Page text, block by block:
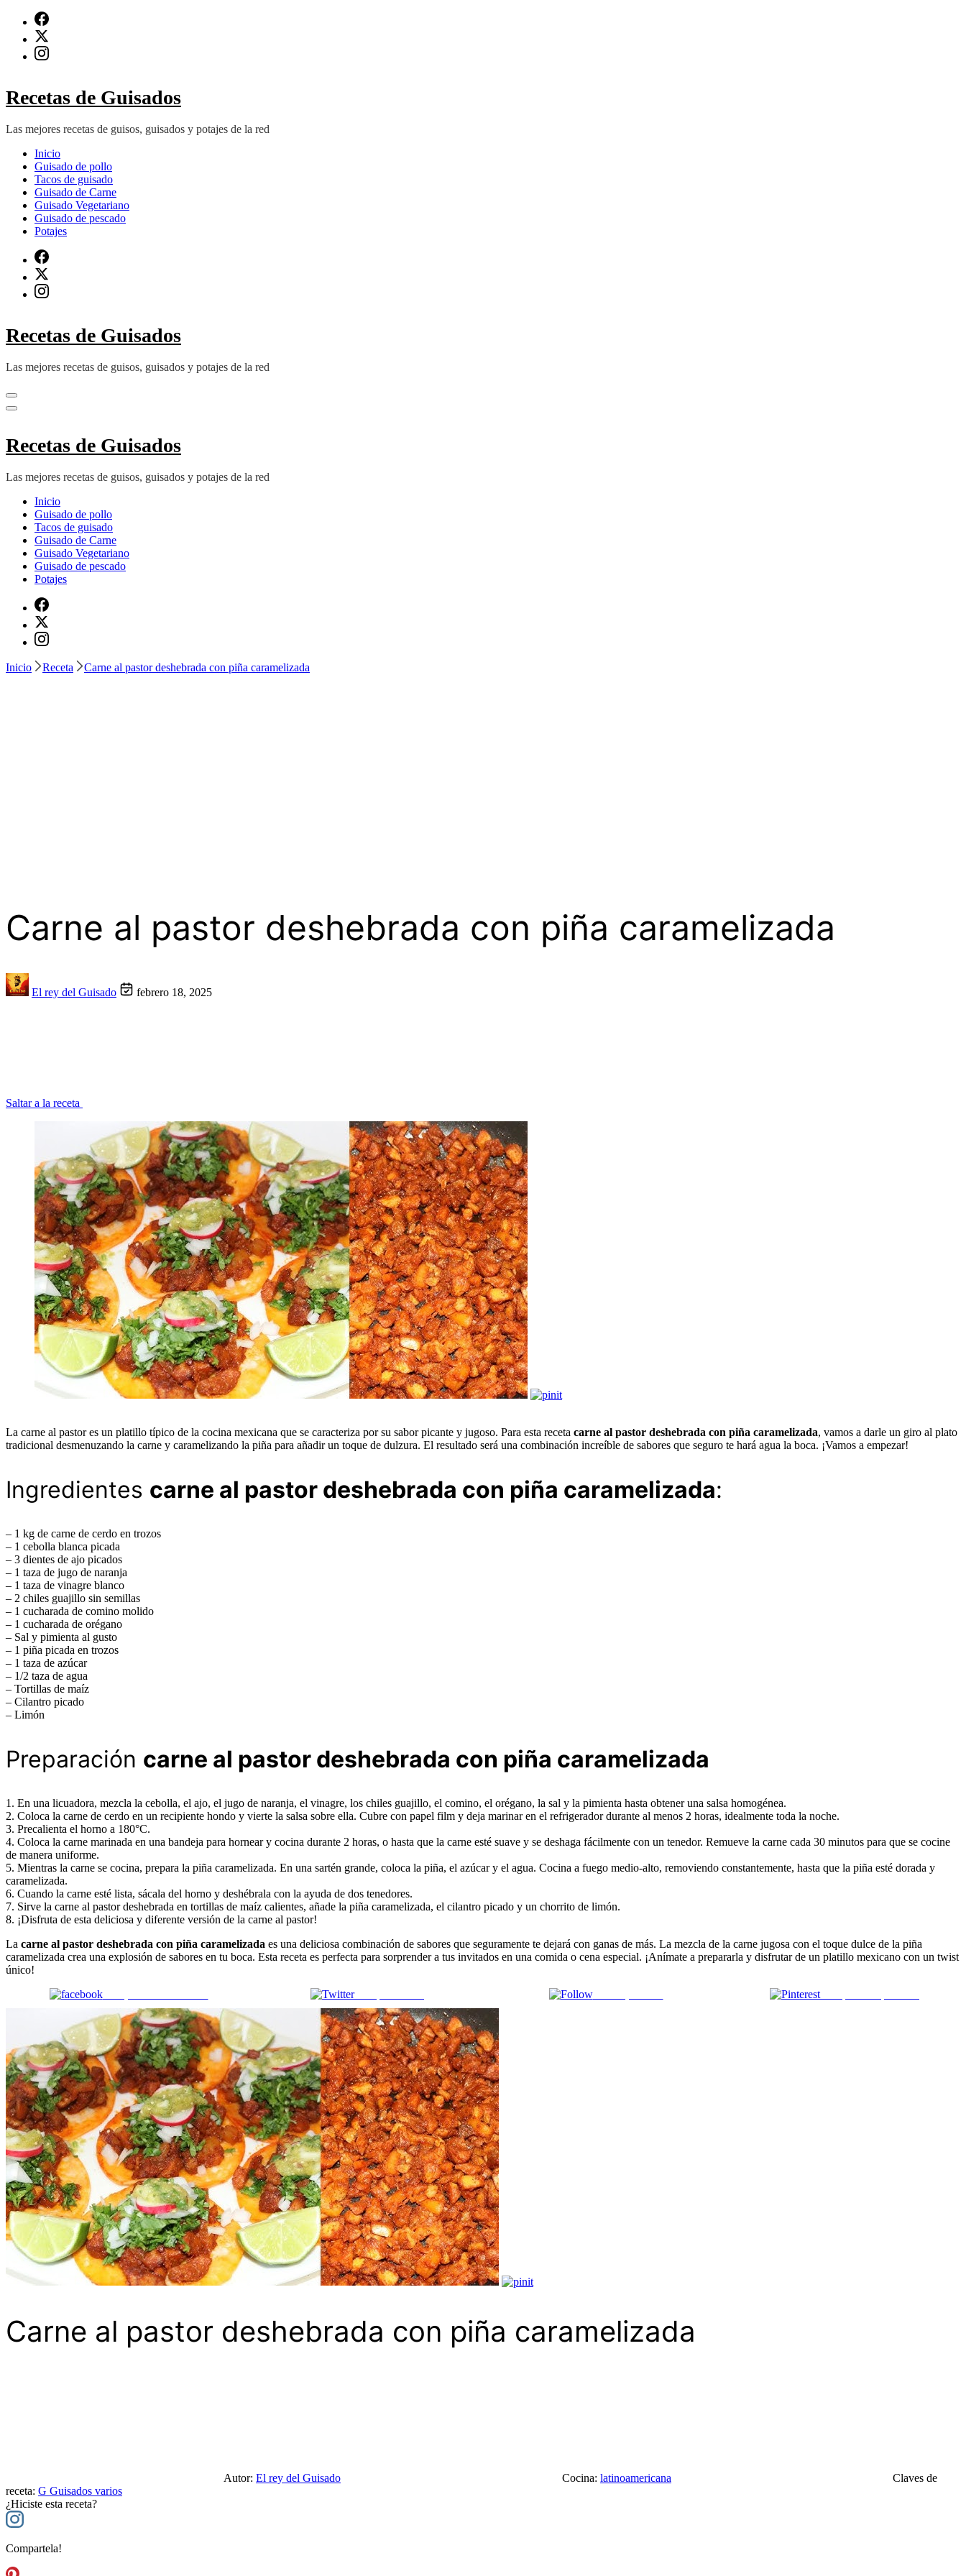
contenido
(presiona
Recetas de Guisados
Las mejores recetas de guisos, guisados y potajes de la red
Inicio
Guisado de pollo
Tacos de guisado
Guisado de Carne
Guisado Vegetariano
Guisado de pescado
Potajes
Recetas de Guisados
Las mejores recetas de guisos, guisados y potajes de la red
Recetas de Guisados
Las mejores recetas de guisos, guisados y potajes de la red
Inicio
Guisado de pollo
Tacos de guisado
Guisado de Carne
Guisado Vegetariano
Guisado de pescado
Potajes
Inicio Receta Carne al pastor deshebrada con piña caramelizada
Carne al pastor deshebrada con piña caramelizada
El rey del Guisado febrero 18, 2025
Saltar a la receta
La carne al pastor es un platillo típico de la cocina mexicana que se caracteriza por su sabor picante y jugoso. Para esta receta carne al pastor deshebrada con piña caramelizada, vamos a darle un giro al plato
tradicional desmenuzando la carne y caramelizando la piña para añadir un toque de dulzura. El resultado será una combinación increíble de sabores que seguro te hará agua la boca. ¡Vamos a empezar!
Ingredientes carne al pastor deshebrada con piña caramelizada:
– 1 kg de carne de cerdo en trozos
– 1 cebolla blanca picada
– 3 dientes de ajo picados
– 1 taza de jugo de naranja
– 1 taza de vinagre blanco
– 2 chiles guajillo sin semillas
– 1 cucharada de comino molido
– 1 cucharada de orégano
– Sal y pimienta al gusto
– 1 piña picada en trozos
– 1 taza de azúcar
– 1/2 taza de agua
– Tortillas de maíz
– Cilantro picado
– Limón
Preparación carne al pastor deshebrada con piña caramelizada
1. En una licuadora, mezcla la cebolla, el ajo, el jugo de naranja, el vinagre, los chiles guajillo, el comino, el orégano, la sal y la pimienta hasta obtener una salsa homogénea.
2. Coloca la carne de cerdo en un recipiente hondo y vierte la salsa sobre ella. Cubre con papel film y deja marinar en el refrigerador durante al menos 2 horas, idealmente toda la noche.
3. Precalienta el horno a 180°C.
4. Coloca la carne marinada en una bandeja para hornear y cocina durante 2 horas, o hasta que la carne esté suave y se deshaga fácilmente con un tenedor. Remueve la carne cada 30 minutos para que se cocine
de manera uniforme.
5. Mientras la carne se cocina, prepara la piña caramelizada. En una sartén grande, coloca la piña, el azúcar y el agua. Cocina a fuego medio-alto, removiendo constantemente, hasta que la piña esté dorada y
caramelizada.
6. Cuando la carne esté lista, sácala del horno y deshébrala con la ayuda de dos tenedores.
7. Sirve la carne al pastor deshebrada en tortillas de maíz calientes, añade la piña caramelizada, el cilantro picado y un chorrito de limón.
8. ¡Disfruta de esta deliciosa y diferente versión de la carne al pastor!
La carne al pastor deshebrada con piña caramelizada es una deliciosa combinación de sabores que seguramente te dejará con ganas de más. La mezcla de la carne jugosa con el toque dulce de la piña
caramelizada crea una explosión de sabores en tu boca. Esta receta es perfecta para sorprender a tus invitados en una comida o cena especial. ¡Anímate a prepararla y disfrutar de un platillo mexicano con un twist
único!
Comparte en Facebook
Comparte en X Enviar por mail
Carne al pastor deshebrada con piña caramelizada
Autor: El rey del Guisado Cocina: latinoamericana
Claves de
receta: G Guisados varios
¿Hiciste esta receta?
Compartela!